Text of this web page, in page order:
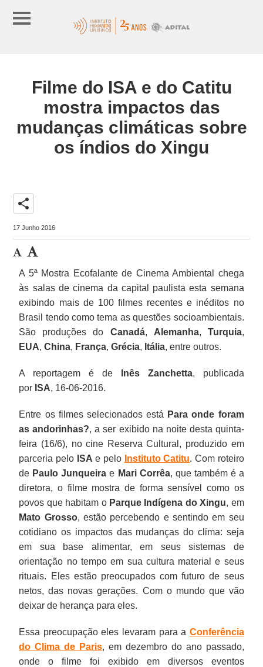
Filme do ISA e do Catitu
mostra impactos das
mudanças climáticas sobre
os índios do Xingu
share
17 Junho 2016
A 5ª Mostra Ecofalante de Cinema Ambiental chega
às salas de cinema da capital paulista esta semana
exibindo mais de 100 filmes recentes e inéditos no
Brasil tendo como tema as questões socioambientais.
São produções do Canadá, Alemanha, Turquia,
EUA,China, França,Grécia, Itália, entre outros.
A reportagem é de Inês Zanchetta, publicada
por ISA, 16-06-2016.
Entre os filmes selecionados está Para onde foram
as andorinhas?, a ser exibido na noite desta quinta-
feira (16/6), no cine Reserva Cultural, produzido em
parceria pelo ISA e pelo Instituto Catitu. Com roteiro
de Paulo Junqueira e Mari Corrêa, que também é a
diretora, o filme mostra de forma sensível como os
povos que habitam oParque Indígena do Xingu, em
Mato Grosso, estão percebendo e sentindo em seu
cotidiano os impactos das mudanças do clima: seja
em sua base alimentar, em seus sistemas de
orientação no tempo em sua cultura material e seus
rituais. Eles estão preocupados com futuro de seus
netos, das novas gerações. Com o mundo que vão
deixar de herança para eles.
Essa preocupação eles levaram para a Conferência
do Clima de Paris, em dezembro do ano passado,
onde o filme foi exibido em diversos eventos